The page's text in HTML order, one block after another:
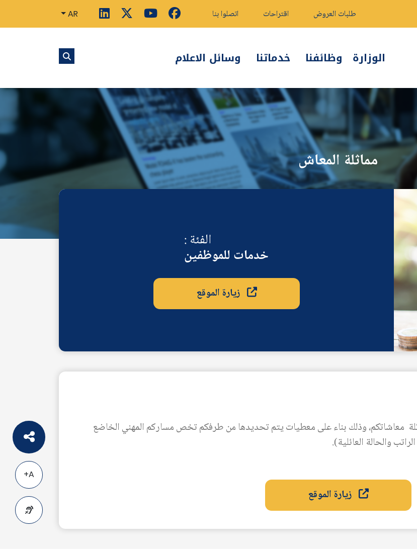
طلبات العروض اقتراحات اتصلوا بنا AR
الوزارة وظائفنا خدماتنا وسائل الاعلام
مماثلة المعاش
الفئة :
خدمات للموظفين
زيارة الموقع
معاشاتكم، وذلك بناء على معطيات يتم تحديدها من طرفكم تخص مساركم المهني الخاضع
والحالة العائلية).
زيارة الموقع
A+